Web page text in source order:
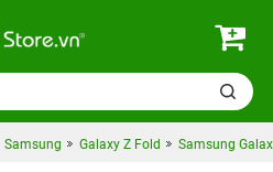
Samsung Galaxy Z Fold Samsung